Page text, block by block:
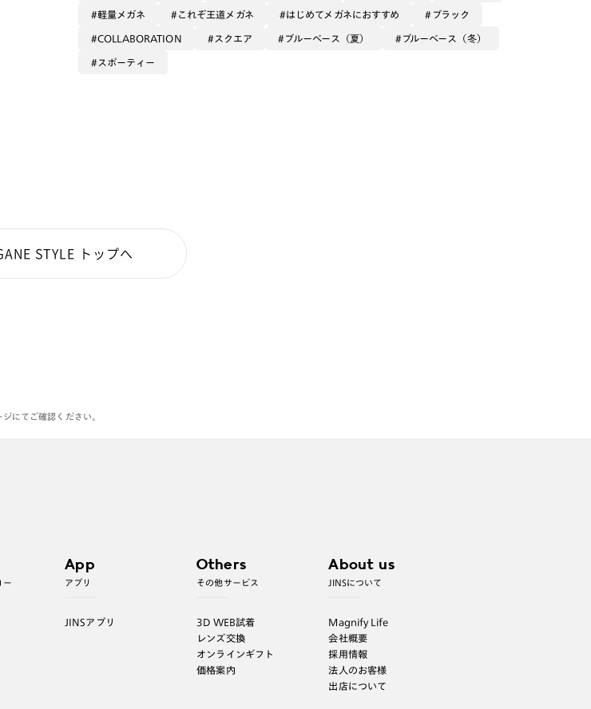
軽量メガネ これぞ王道メガネ はじめてメガネにおすすめ ブラック
COLLABORATION スクエア ブルーベース（夏） ブルーベース（冬）
スポーティー
STYLE トップへ
にてご確認ください。
ー
App
アプリ
JINSアプリ
Others
その他サービス
3D WEB試着
レンズ交換
オンラインギフト
価格案内
About us
JINSについて
Magnify Life
会社概要
採用情報
法人のお客様
出店について